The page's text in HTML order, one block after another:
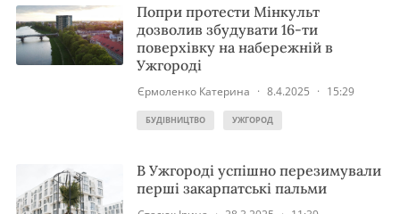
Попри протести Мінкульт
дозволив збудувати 16-ти
поверхівку на набережній в
Ужгороді
Єрмоленко Катерина · 8.4.2025 · 15:29
БУДІВНИЦТВО УЖГОРОД
В Ужгороді успішно перезимували
перші закарпатські пальми